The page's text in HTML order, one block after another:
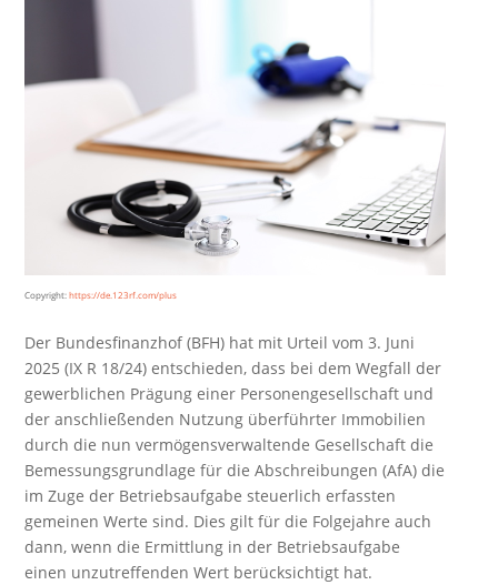
Copyright:https://de.123rf.com/plus
Der Bundesfinanzhof (BFH) hat mit Urteil vom 3. Juni
2025 (IX R 18/24) entschieden, dass bei dem Wegfall der
gewerblichen Prägung einer Personengesellschaft und
der anschließenden Nutzung überführter Immobilien
durch die nun vermögensverwaltende Gesellschaft die
Bemessungsgrundlage für die Abschreibungen (AfA) die
im Zuge der Betriebsaufgabe steuerlich erfassten
gemeinen Werte sind. Dies gilt für die Folgejahre auch
dann, wenn die Ermittlung in der Betriebsaufgabe
einen unzutreffenden Wert berücksichtigt hat.